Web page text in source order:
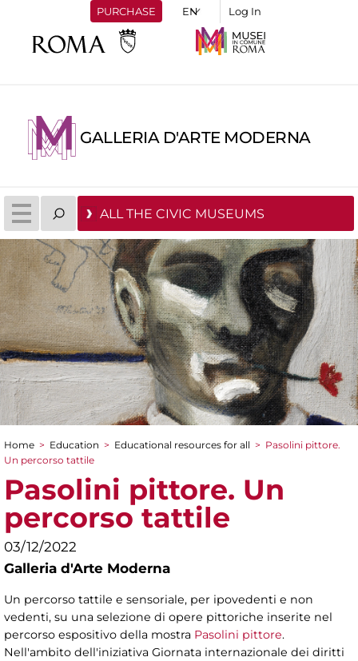
PURCHASE Log In
GALLERIA D'ARTE MODERNA
ALL THE CIVIC MUSEUMS
You are here
Home > Education > Educational resources for all > Pasolini pittore.
Un percorso tattile
Pasolini pittore. Un
percorso tattile
03/12/2022
Galleria d'Arte Moderna
Un percorso tattile e sensoriale, per ipovedenti e non
vedenti, su una selezione di opere pittoriche inserite nel
percorso espositivo della mostra Pasolini pittore.
Nell'ambito dell'iniziativa Giornata internazionale dei diritti